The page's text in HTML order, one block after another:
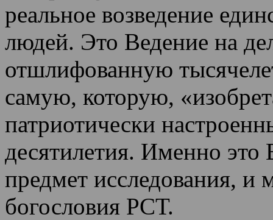
реальное возведение
людей. Это Ведение на
отшлифованную
самую, которую,
патриотически
десятилетия. Именно это
предмет исследования, и
богословия РСТ.